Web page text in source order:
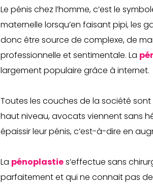
Le pénis chez l’homme, c’est le
maternelle lorsqu’en faisant pipi, les
donc être source de complexe, de
professionnelle et sentimentale. La
largement populaire grâce à internet.
Toutes les couches de la société
haut niveau, avocats viennent sans
épaissir leur pénis, c’est-à-dire en
La pénoplasties’effectue sans
parfaitement et qui ne connait pas de